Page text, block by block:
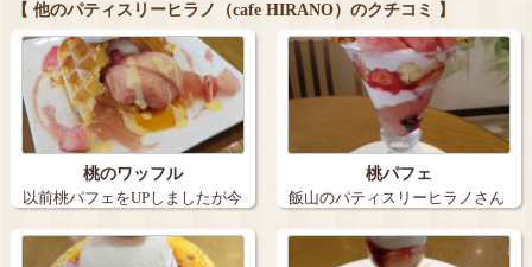
【 他のパティスリーヒラノ（cafe HIRANO）のクチコミ 】
桃のワッフル
以前桃パフェをUPしましたが今
日は桃のワ…
桃パフェ
飯山のパティスリーヒラノさん
で桃が出たと…